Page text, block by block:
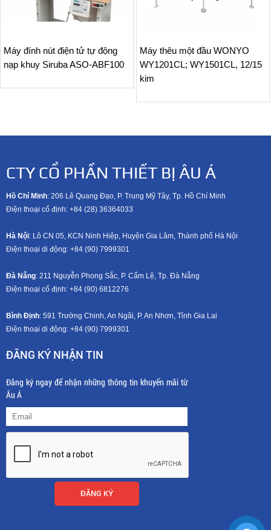
Máy đính nút điện tử tự động
nạp khuy Siruba ASO-ABF100
Máy thêu một đầu WONYO
WY1201CL; WY1501CL, 12/15
kim
CTY CỔ PHẦN THIẾT BỊ ÂU Á
Hồ Chí Minh: 206 Lê Quang Đạo, P. Trung Mỹ Tây, Tp. Hồ Chí Minh
Điện thoại cố định: +84 (28) 36364033
Hà Nội: Lô CN 05, KCN Ninh Hiệp, Huyện Gia Lâm, Thành phố Hà Nội
Điện thoại di động: +84 (90) 7999301
Đà Nẵng: 211 Nguyễn Phong Sắc, P. Cẩm Lệ, Tp. Đà Nẵng
Điện thoại cố định: +84 (90) 6812276
Bình Định: 591 Trường Chinh, An Ngãi, P. An Nhơn, Tỉnh Gia Lai
Điện thoại di động: +84 (90) 7999301
ĐĂNG KÝ NHẬN TIN
Đăng ký ngay để nhận những thông tin khuyến mãi từ
Âu Á